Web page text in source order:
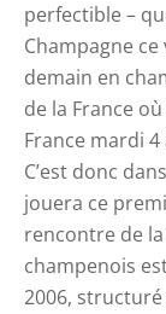
perfectible –
Champagne
demain en
de la France
France mardi 4
C’est donc
jouera ce
rencontre de
champenois
2006, structuré